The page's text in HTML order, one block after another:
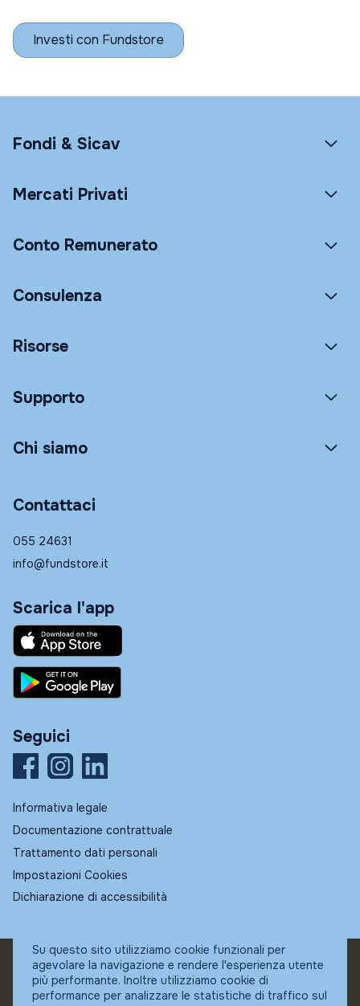
Investi con Fundstore
Fondi & Sicav
Mercati Privati
Conto Remunerato
Consulenza
Risorse
Supporto
Chi siamo
Contattaci
055 24631
info@fundstore.it
Scarica l'app
Seguici
Informativa legale
Documentazione contrattuale
Trattamento dati personali
Impostazioni Cookies
Dichiarazione di accessibilità
© Fundstore
Collocatore autorizzato:
Banca Ifigest SpA
Su questo sito utilizziamo cookie funzionali per
agevolare la navigazione e rendere l'esperienza utente
più performante. Inoltre utilizziamo cookie di
performance per analizzare le statistiche di traffico sul